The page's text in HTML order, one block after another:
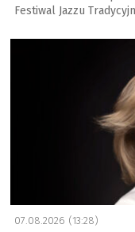
Festiwal Jazzu
a
07.08.2026 (13:28)